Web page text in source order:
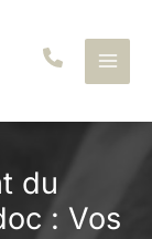
du
: Vos